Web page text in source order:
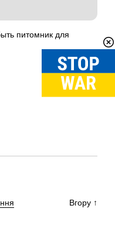
питомник для
Вгору ↑